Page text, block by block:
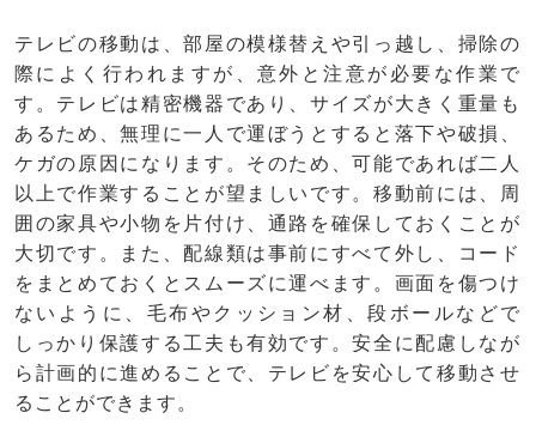
テレビの移動は、部屋の模様替えや引っ越し、掃除の
際によく行われますが、意外と注意が必要な作業で
す。テレビは精密機器であり、サイズが大きく重量も
あるため、無理に一人で運ぼうとすると落下や破損、
ケガの原因になります。そのため、可能であれば二人
以上で作業することが望ましいです。移動前には、周
囲の家具や小物を片付け、通路を確保しておくことが
大切です。また、配線類は事前にすべて外し、コード
をまとめておくとスムーズに運べます。画面を傷つけ
ないように、毛布やクッション材、段ボールなどで
しっかり保護する工夫も有効です。安全に配慮しなが
ら計画的に進めることで、テレビを安心して移動させ
ることができます。